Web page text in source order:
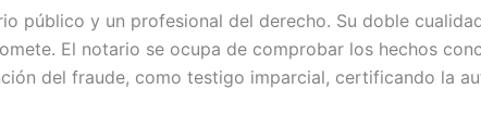
público y un profesional del derecho. Su doble
El notario se ocupa de comprobar los hechos
del fraude, como testigo imparcial, certificando la